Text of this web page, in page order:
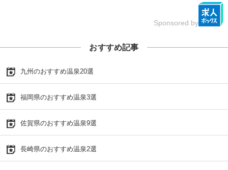
Sponsored by
おすすめ記事
九州のおすすめ温泉20選
福岡県のおすすめ温泉3選
佐賀県のおすすめ温泉9選
長崎県のおすすめ温泉2選